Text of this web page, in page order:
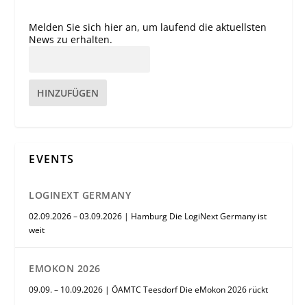
Melden Sie sich hier an, um laufend die aktuellsten
News zu erhalten.
HINZUFÜGEN
EVENTS
LOGINEXT GERMANY
02.09.2026 – 03.09.2026 | Hamburg Die LogiNext Germany ist
weit
EMOKON 2026
09.09. – 10.09.2026 | ÖAMTC Teesdorf Die eMokon 2026 rückt